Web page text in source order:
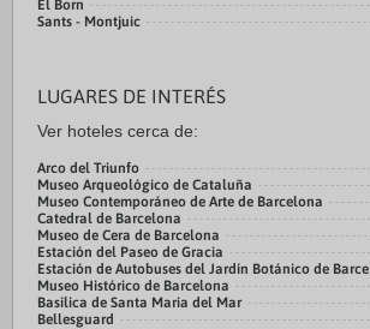
El Born
Sants - Montjuic
LUGARES DE INTERÉS
Ver hoteles cerca de:
Arco del Triunfo
Museo Arqueológico de Cataluña
Museo Contemporáneo de Arte de Barcelona
Catedral de Barcelona
Museo de Cera de Barcelona
Estación del Paseo de Gracia
Estación de Autobuses del Jardín Botánico de Barce
Museo Histórico de Barcelona
Basilica de Santa Maria del Mar
Bellesguard